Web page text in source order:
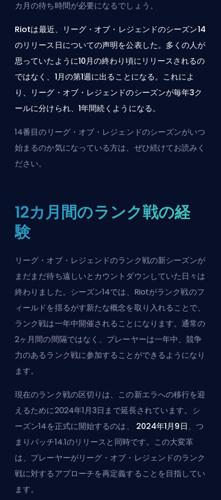
カ月の待ち時間が必要になるでしょう。
Riotは最近、リーグ・オブ・レジェンドのシーズン14
のリリース日についての声明を公表した。多くの人が
思っていたように10月の終わり頃にリリースされるの
ではなく、1月の第1週に出ることになる。これによ
り、リーグ・オブ・レジェンドのシーズンが毎年3ク
ールに分けられ、1年間続くようになる。
14番目のリーグ・オブ・レジェンドのシーズンがいつ
始まるのか気になっている方は、ぜひ続けてお読みく
ださい。
12カ月間のランク戦の経
験
リーグ・オブ・レジェンドのランク戦の新シーズンが
まだまだ待ち遠しいとカウントダウンしていた日々は
終わりました。シーズン14では、Riotがランク戦のフ
ィールドを揺るがす新たな概念を取り入れることで、
ランク戦は一年中開催されることになります。通常の
2ヶ月間の間隔ではなく、プレーヤーは一年中、競争
力のあるランク戦に参加することができるようになり
ます。
現在のランク戦の区切りは、この新エラへの移行を迎
えるために2024年1月3日まで延長されています。シ
ーズン14を正式に開始するのは、 2024年1月9日、つ
まりパッチ14.1のリリースと同時です。この大変革
は、プレーヤーがリーグ・オブ・レジェンドのランク
戦に対するアプローチを再定義することを目指してい
ます。